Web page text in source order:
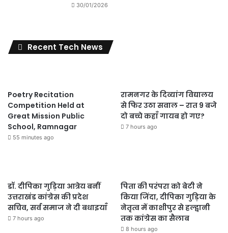
30/01/2026
Recent Tech News
Poetry Recitation
Competition Held at
Great Mission Public
School, Ramnagar
55 minutes ago
रामनगर के दिव्यांग विद्यालय
से फिर उठा सवाल – रात 9 बजे
दो बच्चे कहाँ गायब हो गए?
7 hours ago
डॉ. दीपिका गुड़िया आत्रेय बनीं
उत्तराखंड कांग्रेस की प्रदेश
सचिव, सर्व समाज ने दी बधाइयाँ
7 hours ago
पिता की परंपरा को बेटी ने
किया जिंदा, दीपिका गुड़िया के
नेतृत्व में काशीपुर से हल्द्वानी
तक कांग्रेस का सैलाब
8 hours ago